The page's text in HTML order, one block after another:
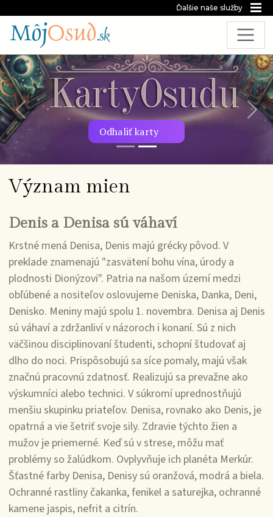
Ďalšie naše služby
Odhaliť karty
Predchádzajúca snímka
Význam mien
Denis a Denisa sú váhaví
Krstné mená Denisa, Denis majú grécky pôvod. V
preklade znamenajú "zasvätení bohu vína, úrody a
plodnosti Dionýzovi". Patria na našom území medzi
obľúbené a nositeľov oslovujeme Deniska, Danka, Deni,
Denisko. Meniny majú spolu 1. novembra. Denisa aj Denis
sú váhaví a zdržanliví v názoroch i konaní. Sú z nich
väčšinou disciplinovaní študenti, schopní študovať aj
dlho do noci. Prispôsobujú sa síce pomaly, majú však
značnú pracovnú zdatnosť. Realizujú sa prevažne ako
výskumníci alebo technici. V súkromí uprednostňujú
menšiu skupinku priateľov. Denisa, rovnako ako Denis, je
opatrná a vie šetriť svoje sily. Zdravie týchto žien a
mužov je priemerné. Keď sú v strese, môžu mať
problémy so žalúdkom. Ovplyvňuje ich planéta Merkúr.
Šťastné farby Denisa, Denisy sú oranžová, modrá a biela.
Ochranné rastliny čakanka, fenikel a saturejka, ochranné
kamene jaspis, nefrit a citrín.